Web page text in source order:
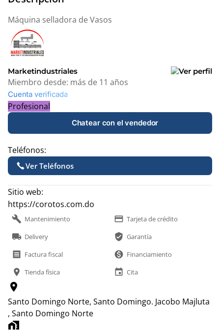
Máquina selladora de Vasos
Marketindustriales
Miembro desde: más de 11 años
Cuenta verificada
Profesional
Chatear con el vendedor
Teléfonos:
Ver Teléfonos
Sitio web:
https://corotos.com.do
build Mantenimiento payment Tarjeta de crédito
local_shipping Delivery verified_user Garantía
receipt Factura fiscal monetization_on Financiamiento
location_on Tienda física event Cita
location_on
Santo Domingo Norte, Santo Domingo. Jacobo Majluta
, Santo Domingo Norte
home_work